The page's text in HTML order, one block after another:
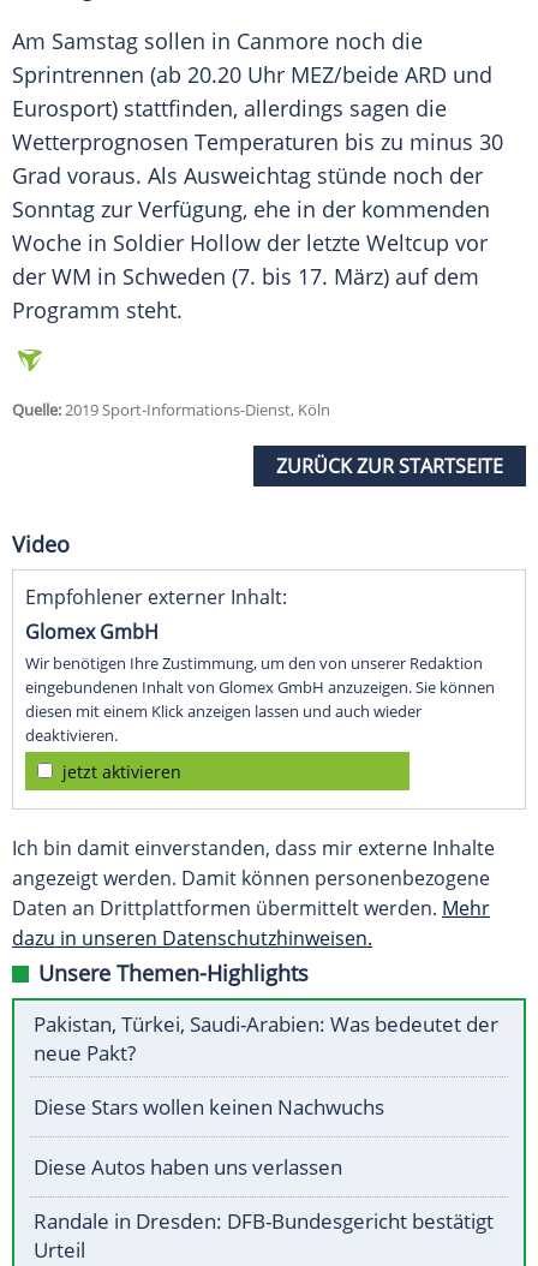
Am Samstag sollen in Canmore noch die
Sprintrennen (ab 20.20 Uhr MEZ/beide ARD und
Eurosport) stattfinden, allerdings sagen die
Wetterprognosen Temperaturen bis zu minus 30
Grad voraus. Als Ausweichtag stünde noch der
Sonntag zur Verfügung, ehe in der kommenden
Woche in Soldier Hollow der letzte Weltcup vor
der WM in Schweden (7. bis 17. März) auf dem
Programm steht.
Quelle:2019 Sport-Informations-Dienst, Köln
ZURÜCK ZUR STARTSEITE
Video
Empfohlener externer Inhalt:
Glomex GmbH
Wir benötigen Ihre Zustimmung, um den von unserer Redaktion
eingebundenen Inhalt von Glomex GmbH anzuzeigen. Sie können
diesen mit einem Klick anzeigen lassen und auch wieder
deaktivieren.
jetzt aktivieren
Ich bin damit einverstanden, dass mir externe Inhalte
angezeigt werden. Damit können personenbezogene
Daten an Drittplattformen übermittelt werden. Mehr
dazu in unseren Datenschutzhinweisen.
Unsere Themen-Highlights
Pakistan, Türkei, Saudi-Arabien: Was bedeutet der
neue Pakt?
Diese Stars wollen keinen Nachwuchs
Diese Autos haben uns verlassen
Randale in Dresden: DFB-Bundesgericht bestätigt
Urteil